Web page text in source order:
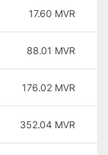
17.60 MVR
88.01 MVR
176.02 MVR
352.04 MVR